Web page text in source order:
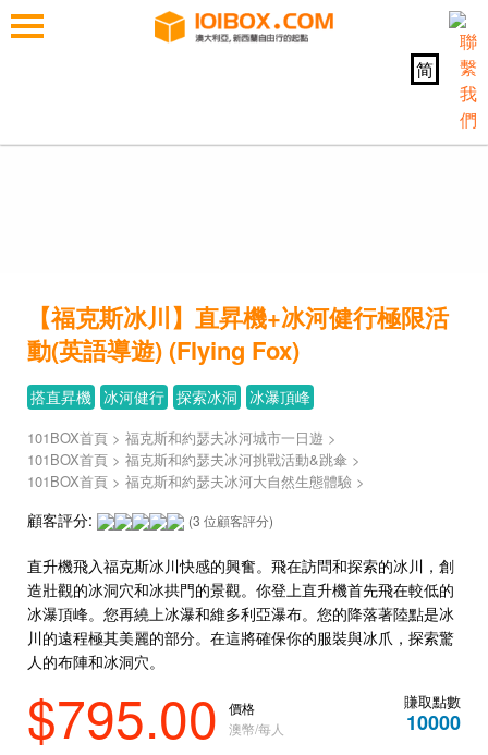
简
【福克斯冰川】直昇機+冰河健行極限活
動(英語導遊) (Flying Fox)
搭直昇機 冰河健行 探索冰洞 冰瀑頂峰
101BOX首頁 > 福克斯和約瑟夫冰河城市一日遊 >
101BOX首頁 > 福克斯和約瑟夫冰河挑戰活動&跳傘 >
101BOX首頁 > 福克斯和約瑟夫冰河大自然生態體驗 >
顧客評分: (3 位顧客評分)
直升機飛入福克斯冰川快感的興奮。飛在訪問和探索的冰川，創
造壯觀的冰洞穴和冰拱門的景觀。你登上直升機首先飛在較低的
冰瀑頂峰。您再繞上冰瀑和維多利亞瀑布。您的降落著陸點是冰
川的遠程極其美麗的部分。在這將確保你的服裝與冰爪，探索驚
人的布陣和冰洞穴。
$795.00
價格
澳幣/每人
賺取點數
10000